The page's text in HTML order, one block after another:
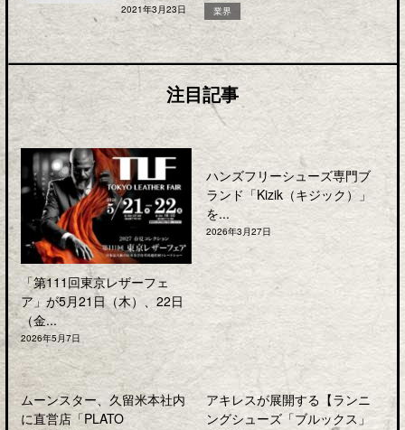
2021年3月23日 業界
注目記事
「第111回東京レザーフェ
ア」が5月21日（木）、22日
（金...
2026年5月7日
ハンズフリーシューズ専門ブ
ランド「Kizik（キジック）」
を...
2026年3月27日
ムーンスター、久留米本社内
に直営店「PLATO
アキレスが展開する【ランニ
ングシューズ「ブルックス」